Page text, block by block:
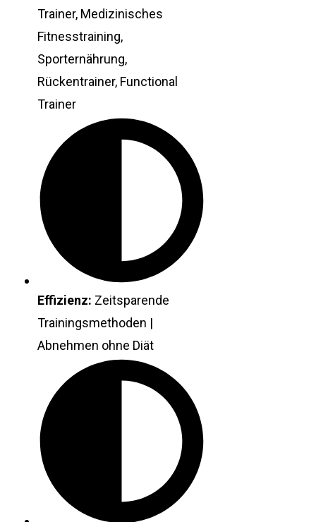
Trainer, Medizinisches
Fitnesstraining,
Sporternährung,
Rückentrainer, Functional
Trainer
Effizienz: Zeitsparende
Trainingsmethoden |
Abnehmen ohne Diät